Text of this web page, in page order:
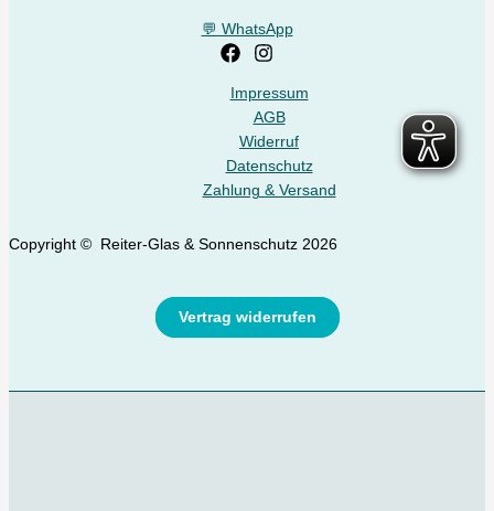
💬 WhatsApp
Impressum
AGB
Widerruf
Datenschutz
Zahlung & Versand
Copyright © Reiter-Glas & Sonnenschutz 2026
Vertrag widerrufen